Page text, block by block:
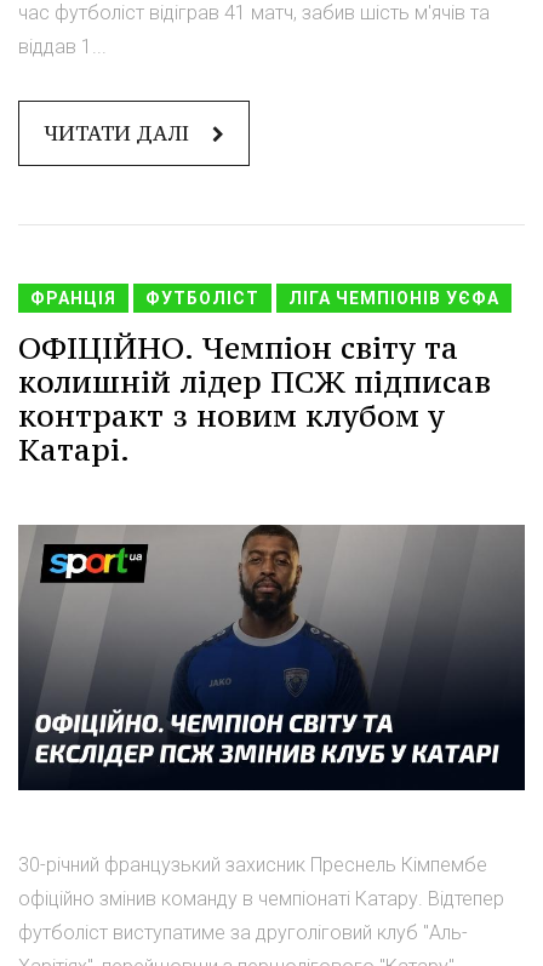
час футболіст відіграв 41 матч, забив шість м'ячів та
віддав 1...
ЧИТАТИ ДАЛІ
ФРАНЦІЯ ФУТБОЛІСТ ЛІГА ЧЕМПІОНІВ УЄФА
ОФІЦІЙНО. Чемпіон світу та
колишній лідер ПСЖ підписав
контракт з новим клубом у
Катарі.
30-річний французький захисник Преснель Кімпембе
офіційно змінив команду в чемпіонаті Катару. Відтепер
футболіст виступатиме за друголіговий клуб "Аль-